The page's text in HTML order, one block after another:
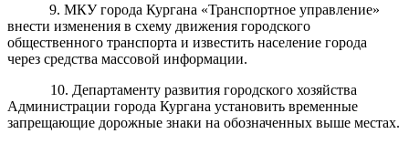
9. МКУ города Кургана «Транспортное управление»
внести изменения в схему движения городского
общественного транспорта и известить население города
через средства массовой информации.
10. Департаменту развития городского хозяйства
Администрации города Кургана установить временные
запрещающие дорожные знаки на обозначенных выше местах.